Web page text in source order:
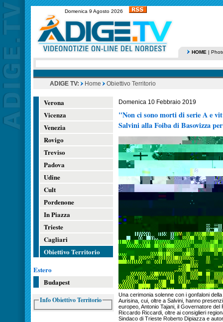
Domenica 9 Agosto 2026
HOME |
ADIGE TV: Home Obiettivo Territorio
Verona
Vicenza
Venezia
Rovigo
Treviso
Padova
Udine
Cult
Pordenone
In Piazza
Trieste
Cagliari
Obiettivo Territorio
Estero
Budapest
Info Obiettivo Territorio
Domenica 10 Febbraio 2019
"Non ci sono morti di serie A e
Salvini alla Foiba di Basovizza
Una cerimonia solenne con i gonfaloni
Aurisina, cui, oltre a Salvini, hanno
europeo, Antonio Tajani, il Governatore
Riccardo Riccardi, oltre ai consiglieri
Sindaco di Trieste Roberto Dipiazza e